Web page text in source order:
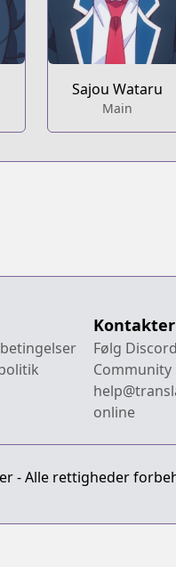
Sajou Wataru
Main
Kontakter
Følg Discord
Community
online
- Alle rettigheder